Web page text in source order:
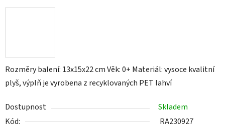
Rozměry balení: 13x15x22 cm Věk: 0+ Materiál: vysoce kvalitní
plyš, výplň je vyrobena z recyklovaných PET lahví
Dostupnost
Skladem
Kód:
RA230927